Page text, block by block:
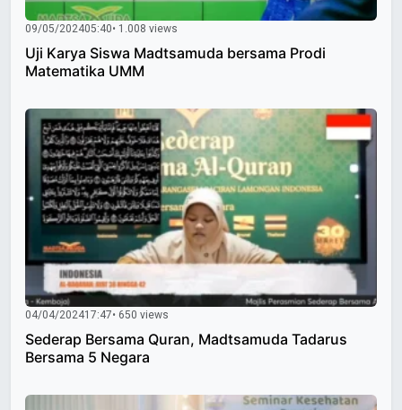
09/05/202405:40• 1.008 views
Uji Karya Siswa Madtsamuda bersama Prodi
Matematika UMM
04/04/202417:47• 650 views
Sederap Bersama Quran, Madtsamuda Tadarus
Bersama 5 Negara